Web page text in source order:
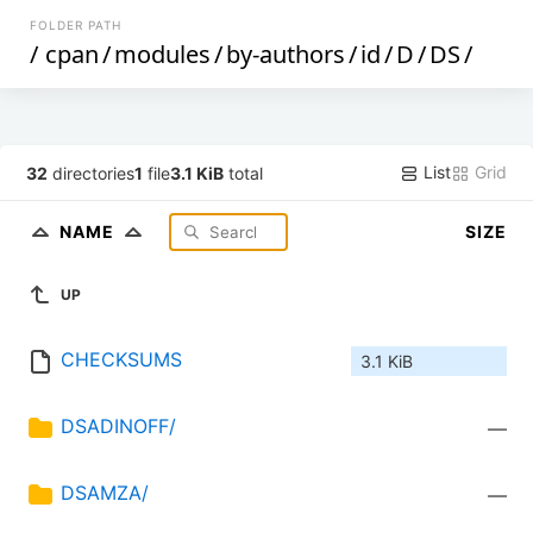
FOLDER PATH
/ cpan/modules/by-authors/id/D/DS/
32 directories1 file3.1 KiB total List Grid
NAME SIZE
UP
CHECKSUMS 3.1 KiB
DSADINOFF/ —
DSAMZA/ —